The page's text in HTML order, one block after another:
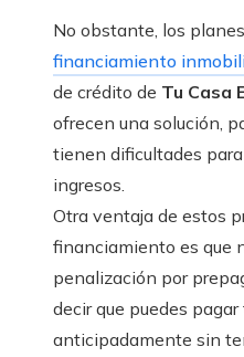
No obstante, los
financiamiento
de crédito de Tu Casa
ofrecen una solución,
tienen dificultades
ingresos.
Otra ventaja de estos
financiamiento es que
penalización por
decir que puedes pagar
anticipadamente sin